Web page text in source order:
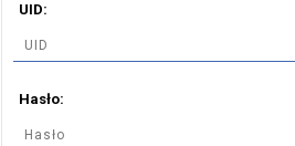
UID:
Hasło: